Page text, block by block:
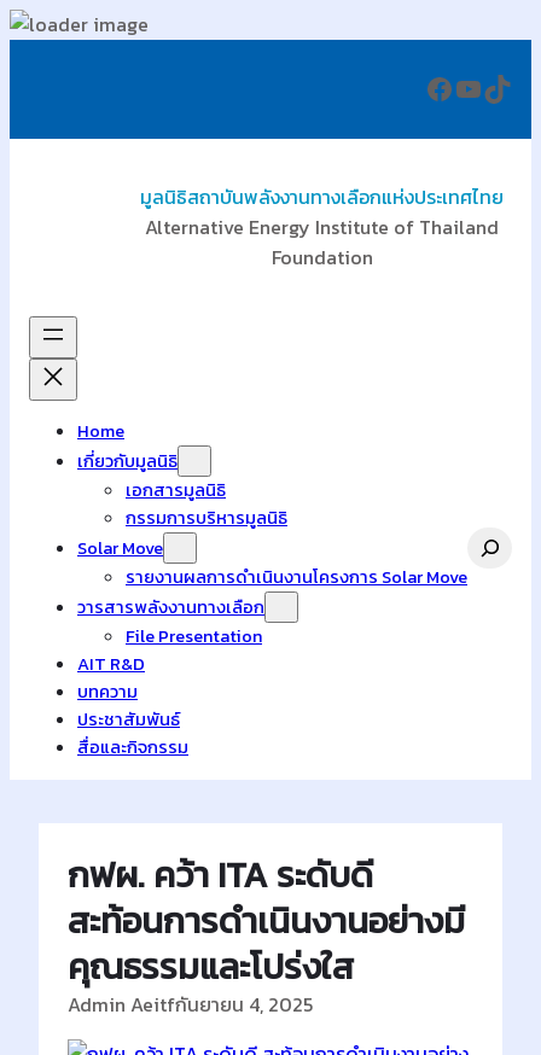
เนื้อหา
มูลนิธิสถาบันพลังงานทางเลือกแห่งประเทศไทย
Alternative Energy Institute of Thailand
Foundation
Home
เกี่ยวกับมูลนิธิ
เอกสารมูลนิธิ
กรรมการบริหารมูลนิธิ
Solar Move
รายงานผลการดำเนินงานโครงการ Solar Move
วารสารพลังงานทางเลือก
File Presentation
AIT R&D
บทความ
ประชาสัมพันธ์
สื่อและกิจกรรม
Search
กฟผ. คว้า ITA ระดับดี
สะท้อนการดำเนินงานอย่างมี
คุณธรรมและโปร่งใส
Admin Aeitfกันยายน 4, 2025